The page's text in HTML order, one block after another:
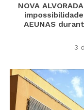
NOVA
AEUNAS
3